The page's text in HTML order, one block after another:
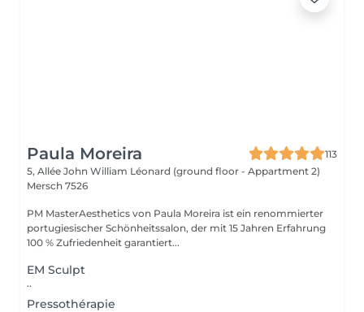
Paula Moreira
113
5, Allée John William Léonard (ground floor - Appartment 2)
Mersch 7526
PM MasterAesthetics von Paula Moreira ist ein renommierter
portugiesischer Schönheitssalon, der mit 15 Jahren Erfahrung
100 % Zufriedenheit garantiert...
EM Sculpt
..
Pressothérapie